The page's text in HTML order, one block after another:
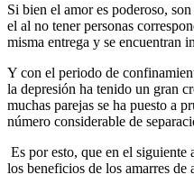
Si bien el amor es poderoso,
el al no tener personas
misma entrega y se encuentran
Y con el periodo de
la depresión ha tenido un gran
muchas parejas se ha puesto a
número considerable de
Es por esto, que en el siguiente
los beneficios de los amarres